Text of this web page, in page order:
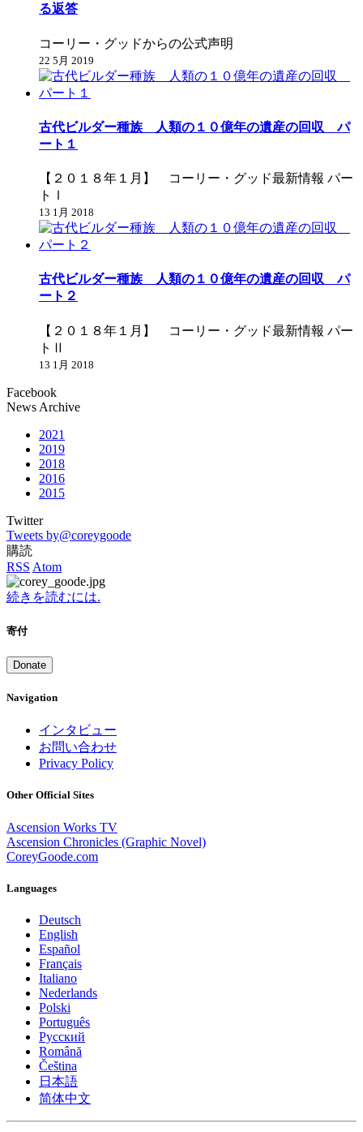
る返答
コーリー・グッドからの公式声明
22 5月 2019
古代ビルダー種族 人類の１０億年の遺産の回収 パ
ート１
【２０１８年１月】 コーリー・グッド最新情報 パー
トⅠ
13 1月 2018
古代ビルダー種族 人類の１０億年の遺産の回収 パ
ート２
【２０１８年１月】 コーリー・グッド最新情報 パー
トⅡ
13 1月 2018
Facebook
News Archive
2021
2019
2018
2016
2015
Twitter
Tweets by@coreygoode
購読
RSS Atom
続きを読むには.
寄付
Donate
Navigation
インタビュー
お問い合わせ
Privacy Policy
Other Official Sites
Ascension Works TV
Ascension Chronicles (Graphic Novel)
CoreyGoode.com
Languages
Deutsch
English
Español
Français
Italiano
Nederlands
Polski
Português
Pусский
Română
Čeština
日本語
简体中文